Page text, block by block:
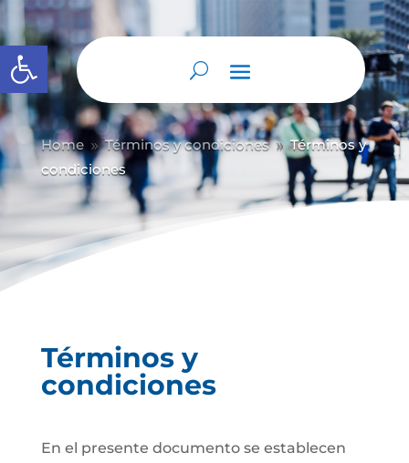
Abrir barra de herramientas
Home 9 Términos y condiciones 9 Términos y
condiciones
Términos y
condiciones
En el presente documento se establecen